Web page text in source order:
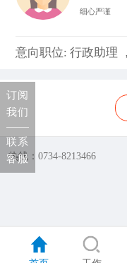
细心严谨
意向职位: 行政助理
热线：0734-8213466
订阅
我们
联系
客服